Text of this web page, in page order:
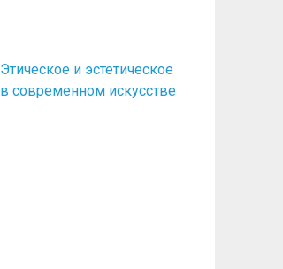
Этическое и эстетическое
в современном искусстве